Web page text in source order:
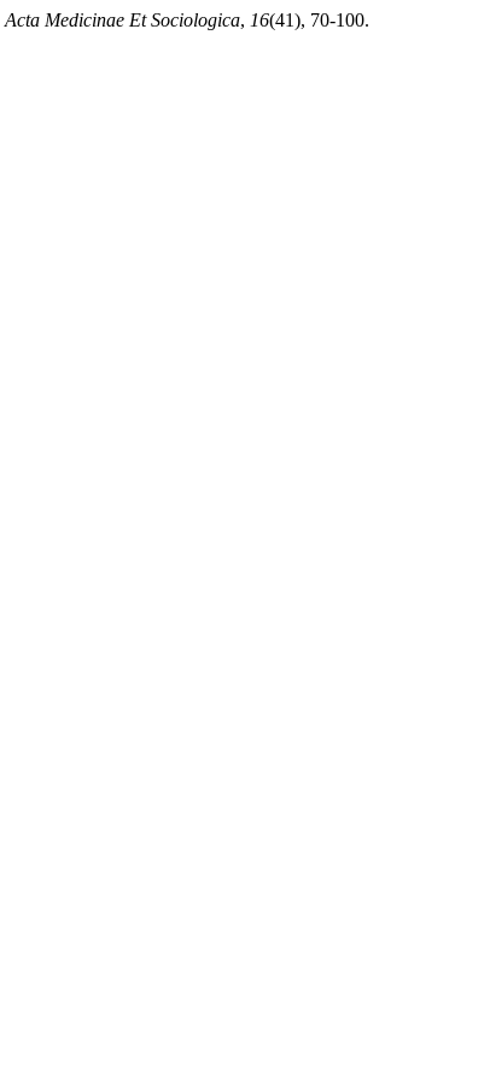
Acta Medicinae Et Sociologica, 16(41), 70-100.